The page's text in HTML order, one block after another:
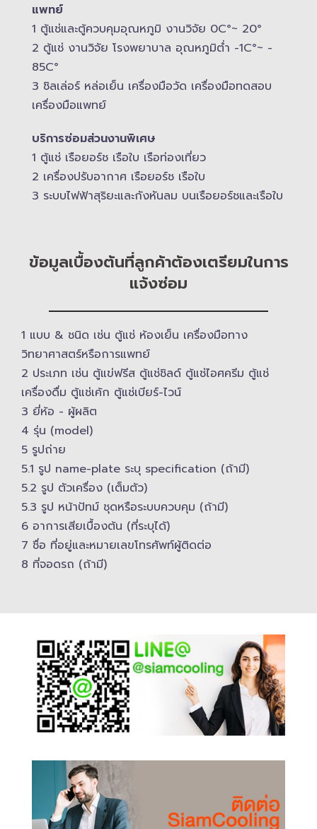
แพทย์
1 ตู้แช่และตู้ควบคุม​อุณหภูมิ​ งานวิจัย 0C°~ 20°
2 ตู้แช่ งานวิจัย โรงพยาบาล อุณหภูมิ​ต่ำ -​1C°~ -​
85C°
3 ชิลเล่อร์ หล่อเย็น เครื่องมือวัด เครื่องมือทดสอบ
เครื่องมือแพทย์
บริการซ่อมส่วนงานพิเศษ
1 ตู้แช่ เรือยอร์ช เรือใบ เรือท่องเที่ยว
2 เครื่องปรับอากาศ เรือยอร์ช เรือใบ
3 ระบบไฟฟ้าสุริยะและกังหันลม บนเรือยอร์ช​และเรือใบ
ข้อมูลเบื้องต้นที่ลูกค้าต้องเตรียมในการ
แจ้งซ่อม
1 แบบ & ​ชนิด เช่น ตู้แช่ ห้องเย็น เครื่องมือทาง
วิทยาศาสตร์​หรือการแพทย์
2 ประเภท เช่น ตู้แข่ฟรีส ตู้แช่ชิลด์ ตู้แช่ไอศครีม ตู้แช่
เครื่องดื่ม ตู้แช่เค้ก ตู้แช่เบียร์-ไวน์
3 ยี่ห้อ -​ ผู้ผลิต
4 รุ่น (model)
5 รูปถ่าย
5.1 รูป name-plate ระบุ specification (ถ้ามี)
5.2 รูป ตัวเครื่อง (เต็มตัว)
5.3 รูป หน้าปัทม์ ชุดหรือระบบควบคุม (ถ้ามี)​
6 อาการเสียเบื้องต้น (ที่ระบุได้)
7 ชื่อ ที่อยู่และ​หมายเลขโทรศัพท์​ผู้ติดต่อ
8 ที่จอดรถ (ถ้ามี)​